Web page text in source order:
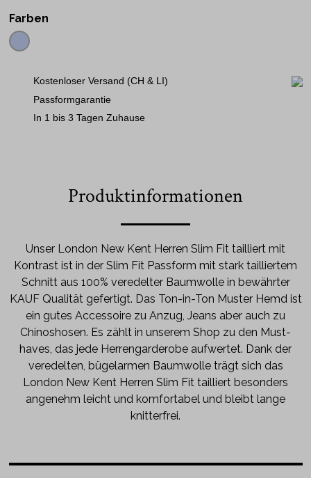
Farben
Kostenloser Versand (CH & LI)
Passformgarantie
In 1 bis 3 Tagen Zuhause
Produktinformationen
Unser London New Kent Herren Slim Fit tailliert mit
Kontrast ist in der Slim Fit Passform mit stark tailliertem
Schnitt aus 100% veredelter Baumwolle in bewährter
KAUF Qualität gefertigt. Das Ton-in-Ton Muster Hemd ist
ein gutes Accessoire zu Anzug, Jeans aber auch zu
Chinoshosen. Es zählt in unserem Shop zu den Must-
haves, das jede Herrengarderobe aufwertet. Dank der
veredelten, bügelarmen Baumwolle trägt sich das
London New Kent Herren Slim Fit tailliert besonders
angenehm leicht und komfortabel und bleibt lange
knitterfrei.